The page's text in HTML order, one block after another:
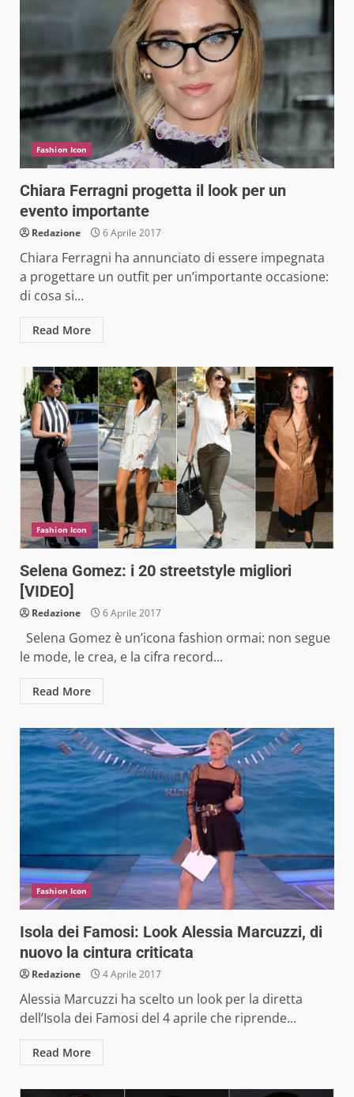
Fashion Icon
Chiara Ferragni progetta il look per un
evento importante
Redazione 6 Aprile 2017
Chiara Ferragni ha annunciato di essere impegnata
a progettare un outfit per un’importante occasione:
di cosa si...
Read More
Fashion Icon
Selena Gomez: i 20 streetstyle migliori
[VIDEO]
Redazione 6 Aprile 2017
Selena Gomez è un’icona fashion ormai: non segue
le mode, le crea, e la cifra record...
Read More
Fashion Icon
Isola dei Famosi: Look Alessia Marcuzzi, di
nuovo la cintura criticata
Redazione 4 Aprile 2017
Alessia Marcuzzi ha scelto un look per la diretta
dell’Isola dei Famosi del 4 aprile che riprende...
Read More